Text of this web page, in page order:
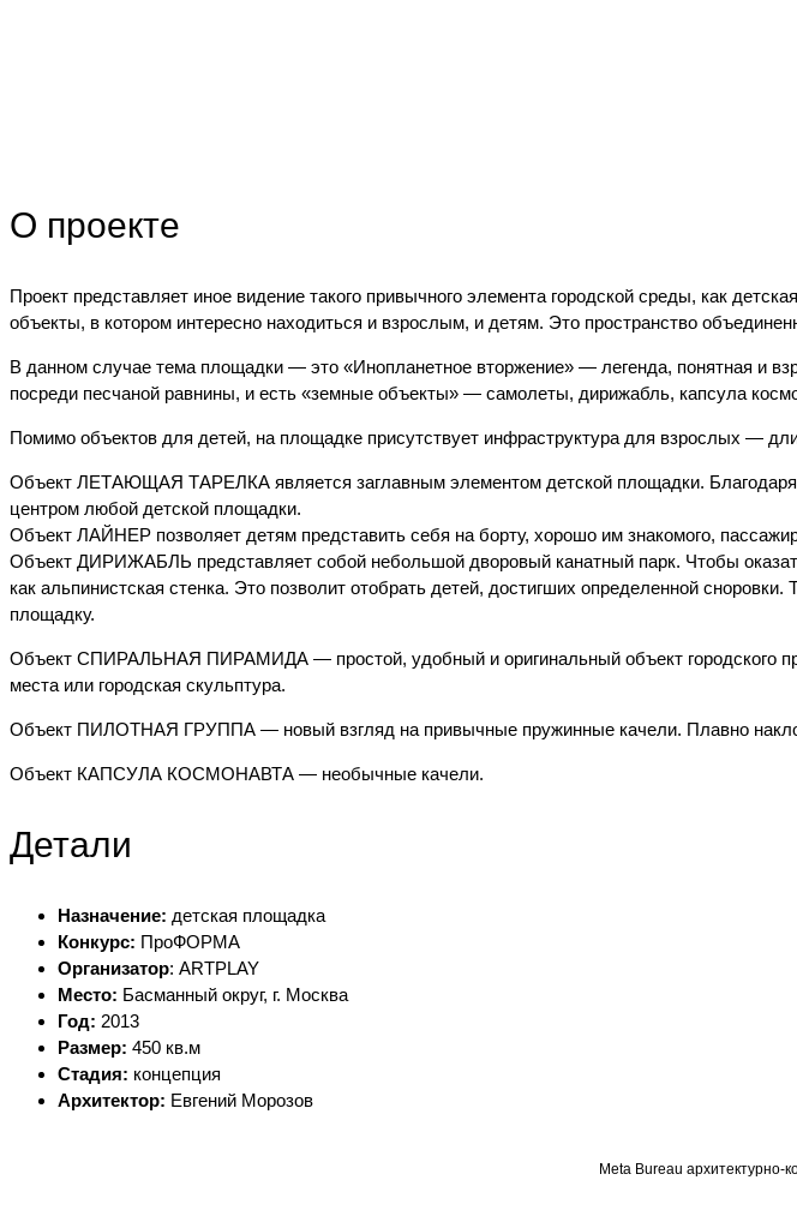
О проекте
Проект представляет иное видение такого привычного элемента городской среды, как
объекты, в котором интересно находиться и взрослым, и детям. Это пространство
В данном случае тема площадки — это «Инопланетное вторжение» — легенда, понятная и
посреди песчаной равнины, и есть «земные объекты» — самолеты, дирижабль, капсула
Помимо объектов для детей, на площадке присутствует инфраструктура для взрослых —
Объект ЛЕТАЮЩАЯ ТАРЕЛКА является заглавным элементом детской площадки. Благодаря
центром любой детской площадки.
Объект ЛАЙНЕР позволяет детям представить себя на борту, хорошо им знакомого,
Объект ДИРИЖАБЛЬ представляет собой небольшой дворовый канатный парк. Чтобы
как альпинистская стенка. Это позволит отобрать детей, достигших определенной
площадку.
Объект СПИРАЛЬНАЯ ПИРАМИДА — простой, удобный и оригинальный объект городского
места или городская скульптура.
Объект ПИЛОТНАЯ ГРУППА — новый взгляд на привычные пружинные качели. Плавно
Объект КАПСУЛА КОСМОНАВТА — необычные качели.
Детали
Назначение: детская площадка
Конкурс: ПроФОРМА
Организатор: ARTPLAY
Место: Басманный округ, г. Москва
Год: 2013
Размер: 450 кв.м
Стадия: концепция
Архитектор: Евгений Морозов
Meta Bureau архитектурно-